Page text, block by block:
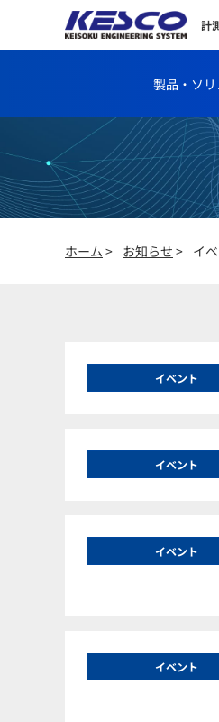
計
製品・ソ
ホーム > お知らせ > イ
イベント
イベント
イベント
イベント